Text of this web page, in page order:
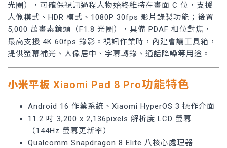
光圈），可確保視訊過程人物始終維持在畫面 C 位，支援
人像模式、HDR 模式、1080P 30fps 影片錄製功能；後置
5,000 萬畫素鏡頭（F1.8 光圈），具備 PDAF 相位對焦，
最高支援 4K 60fps 錄影。視訊作業時，內建會議工具箱，
提供螢幕補光、人像居中、字幕轉錄、通話降噪等用途。
小米平板 Xiaomi Pad 8 Pro功能特色
Android 16 作業系統、Xiaomi HyperOS 3 操作介面
11.2 吋 3,200 x 2,136pixels 解析度 LCD 螢幕
（144Hz 螢幕更新率）
Qualcomm Snapdragon 8 Elite 八核心處理器